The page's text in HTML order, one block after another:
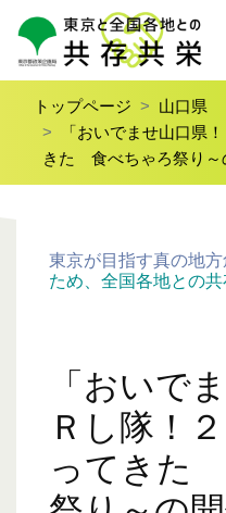
トップページ
山口県
「おいでませ山口県
きた 食べちゃろ祭り～
東京が目指す真の地方
ため、全国各地との共
「おいで
Ｒし隊！
ってきた